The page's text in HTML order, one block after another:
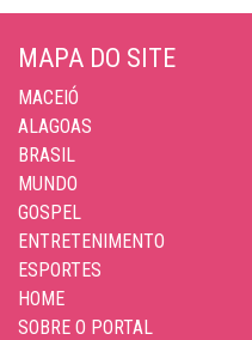
MAPA DO SITE
MACEIÓ
ALAGOAS
BRASIL
MUNDO
GOSPEL
ENTRETENIMENTO
ESPORTES
HOME
SOBRE O PORTAL